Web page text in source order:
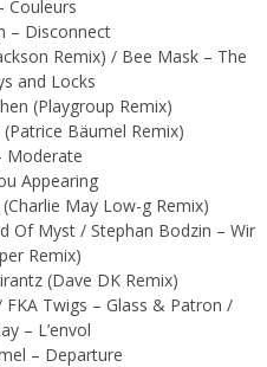
Couleurs
– Disconnect
Remix) / Bee Mask – The
and Locks
(Playgroup Remix)
Bäumel Remix)
Moderate
Appearing
May Low-g Remix)
Of Myst / Stephan Bodzin – Wir
Remix)
(Dave DK Remix)
Twigs – Glass & Patron /
– L’envol
– Departure